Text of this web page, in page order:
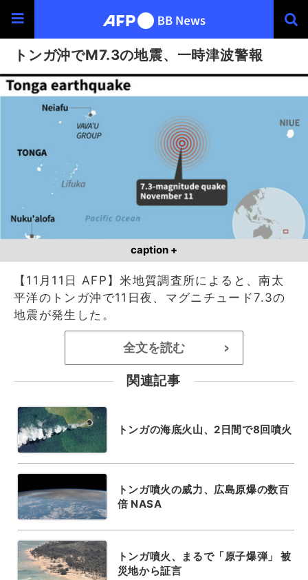
トンガ沖でM7.3の地震、一時津波警報
caption +
【11月11日 AFP】米地質調査所によると、南太
平洋のトンガ沖で11日夜、マグニチュード7.3の
地震が発生した。
全文を読む >
関連記事
トンガの海底火山、2日間で8回噴火
トンガ噴火の威力、広島原爆の数百
倍 NASA
トンガ噴火、まるで「原子爆弾」 被
災地から証言